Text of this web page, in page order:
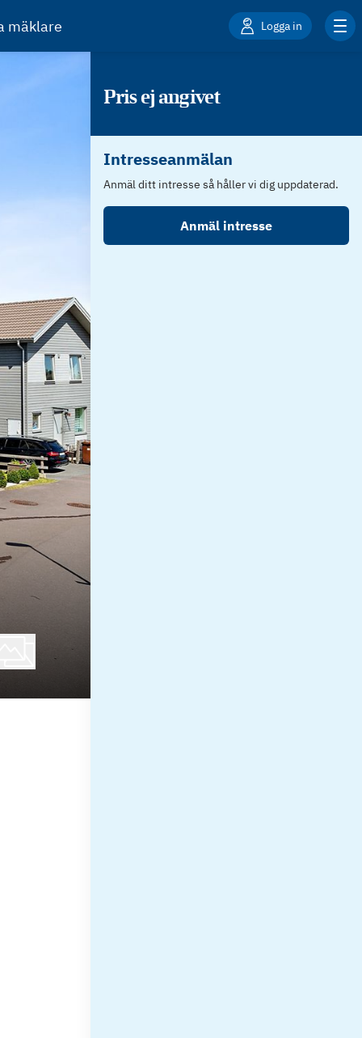
mäklare Logga in
Pris ej angivet
Intresseanmälan
Anmäl ditt intresse så håller vi dig uppdaterad.
Anmäl intresse